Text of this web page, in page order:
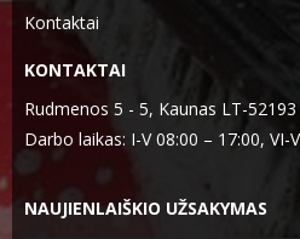
Kontaktai
KONTAKTAI
Rudmenos 5 - 5, Kaunas LT-52193
Darbo laikas: I-V 08:00 – 17:00, VI-
NAUJIENLAIŠKIO UŽSAKYMAS